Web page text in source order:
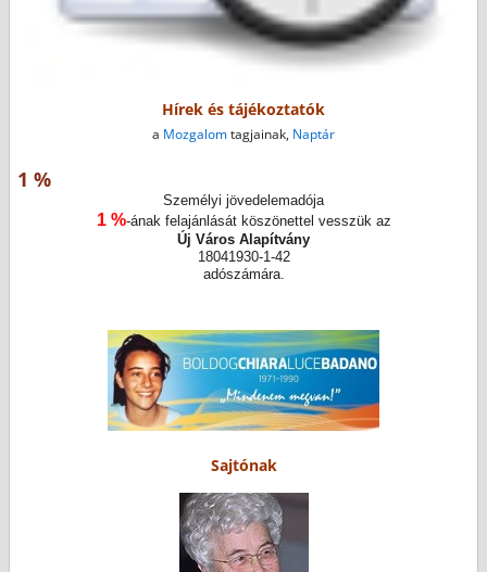
Hírek és tájékoztatók
a Mozgalomtagjainak, Naptár
1 %
Személyi jövedelemadója
1 %-ának felajánlását köszönettel vesszük az
Új Város Alapítvány
18041930-1-42
adószámára.
Sajtónak